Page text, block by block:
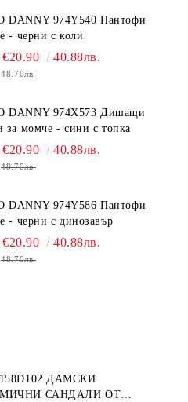
DANNY 974Y540 Пантофи
- черни с коли
€20.90 40.88лв.
48.70лв.
DANNY 974X573 Дишащи
за момче - сини с топка
€20.90 40.88лв.
48.70лв.
DANNY 974Y586 Пантофи
- черни с динозавър
€20.90 40.88лв.
48.70лв.
ДАМСКИ
САНДАЛИ ОТ